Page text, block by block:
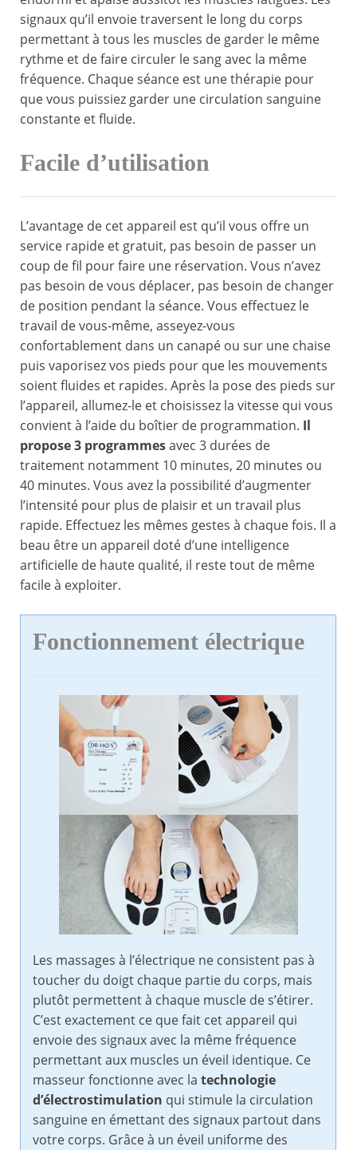
signaux qu’il envoie traversent le long du corps
permettant à tous les muscles de garder le même
rythme et de faire circuler le sang avec la même
fréquence. Chaque séance est une thérapie pour
que vous puissiez garder une circulation sanguine
constante et fluide.
Facile d’utilisation
L’avantage de cet appareil est qu’il vous offre un
service rapide et gratuit, pas besoin de passer un
coup de fil pour faire une réservation. Vous n’avez
pas besoin de vous déplacer, pas besoin de changer
de position pendant la séance. Vous effectuez le
travail de vous-même, asseyez-vous
confortablement dans un canapé ou sur une chaise
puis vaporisez vos pieds pour que les mouvements
soient fluides et rapides. Après la pose des pieds sur
l’appareil, allumez-le et choisissez la vitesse qui vous
convient à l’aide du boîtier de programmation. Il
propose 3 programmesavec 3 durées de
traitement notamment 10 minutes, 20 minutes ou
40 minutes. Vous avez la possibilité d’augmenter
l’intensité pour plus de plaisir et un travail plus
rapide. Effectuez les mêmes gestes à chaque fois. Il a
beau être un appareil doté d’une intelligence
artificielle de haute qualité, il reste tout de même
facile à exploiter.
Fonctionnement électrique
Les massages à l’électrique ne consistent pas à
toucher du doigt chaque partie du corps, mais
plutôt permettent à chaque muscle de s’étirer.
C’est exactement ce que fait cet appareil qui
envoie des signaux avec la même fréquence
permettant aux muscles un éveil identique. Ce
masseur fonctionne avec la technologie
d’électrostimulation qui stimule la circulation
sanguine en émettant des signaux partout dans
votre corps. Grâce à un éveil uniforme des